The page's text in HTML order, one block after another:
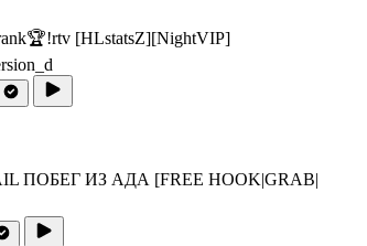
[HLstatsZ][NightVIP]
ПОБЕГ ИЗ АДА [FREE HOOK|GRAB|